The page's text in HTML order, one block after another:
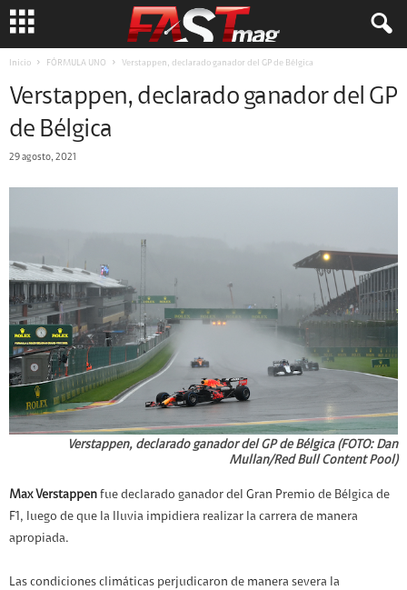
Inicio FÓRMULA UNO Verstappen, declarado ganador del GP de Bélgica
Verstappen, declarado ganador del GP
de Bélgica
29 agosto, 2021
Verstappen, declarado ganador del GP de Bélgica (FOTO: Dan
Mullan/Red Bull Content Pool)
Max Verstappen fue declarado ganador del Gran Premio de Bélgica de
F1, luego de que la lluvia impidiera realizar la carrera de manera
apropiada.
Las condiciones climáticas perjudicaron de manera severa la